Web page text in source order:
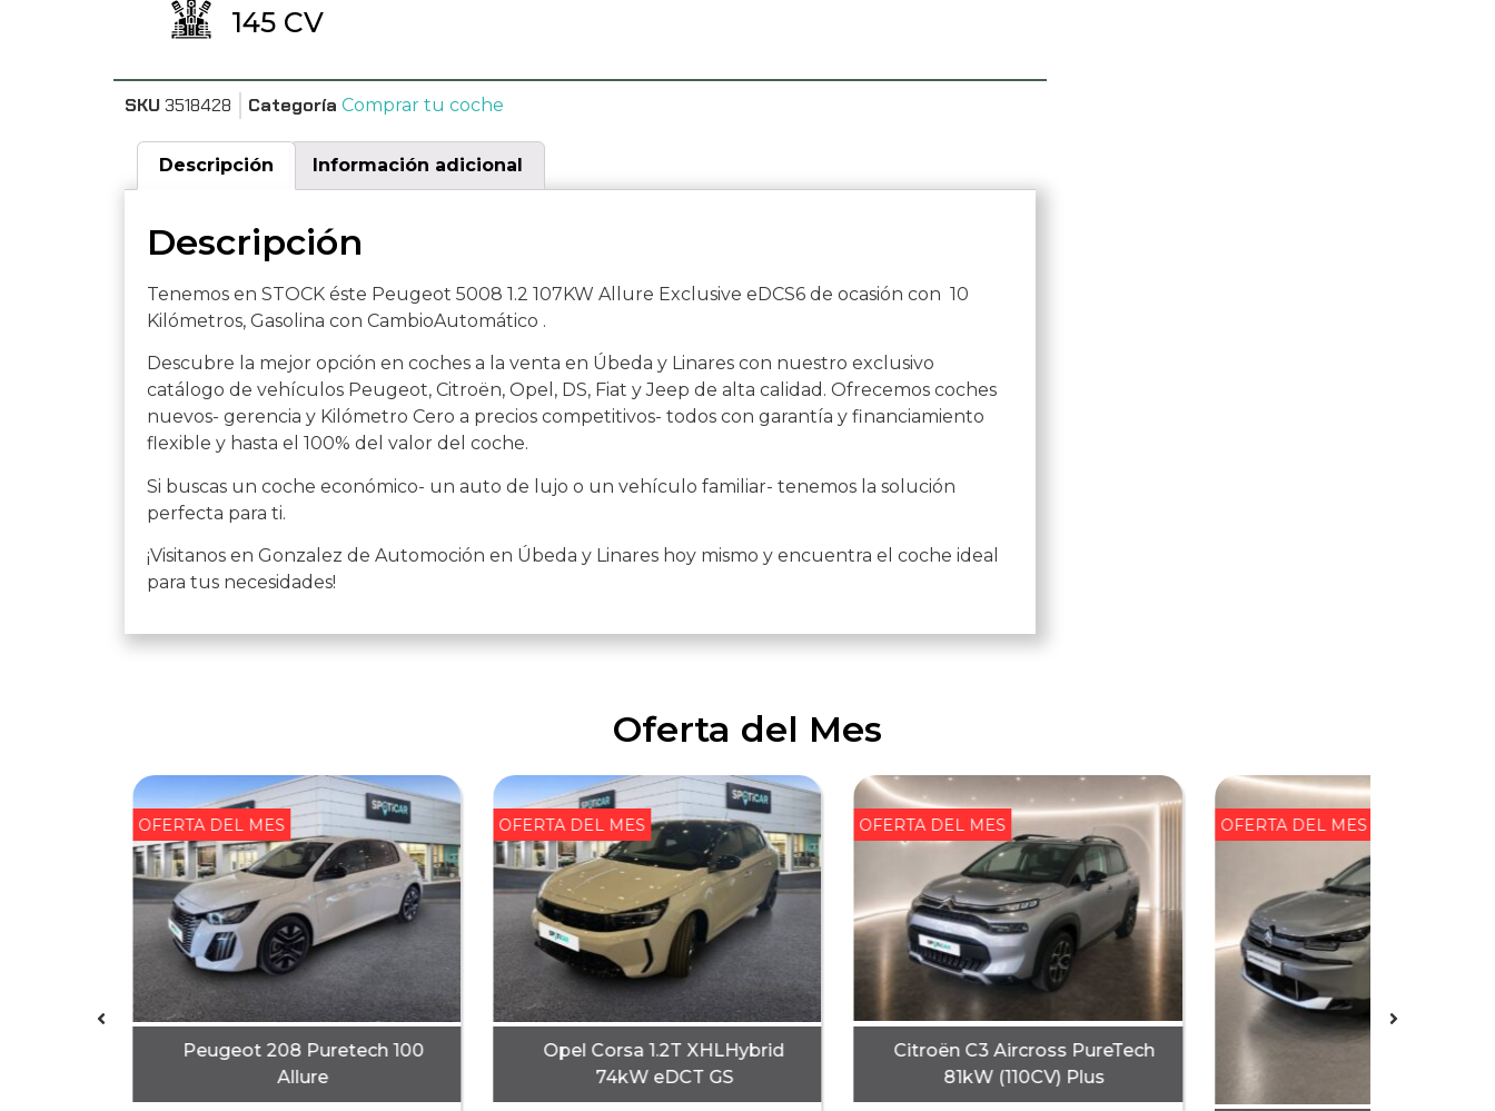
145 CV
SKU 3518428 Categoría Comprar tu coche
Descripción Información adicional
Descripción
Tenemos en STOCK éste Peugeot 5008 1.2 107KW Allure Exclusive eDCS6 de ocasión con 10
Kilómetros, Gasolina con CambioAutomático .
Descubre la mejor opción en coches a la venta en Úbeda y Linares con nuestro exclusivo
catálogo de vehículos Peugeot, Citroën, Opel, DS, Fiat y Jeep de alta calidad. Ofrecemos coches
nuevos- gerencia y Kilómetro Cero a precios competitivos- todos con garantía y financiamiento
flexible y hasta el 100% del valor del coche.
Si buscas un coche económico- un auto de lujo o un vehículo familiar- tenemos la solución
perfecta para ti.
¡Visitanos en Gonzalez de Automoción en Úbeda y Linares hoy mismo y encuentra el coche ideal
para tus necesidades!
Oferta del Mes
OFERTA DEL MES
Peugeot 208 Puretech 100
Allure
OFERTA DEL MES
Opel Corsa 1.2T XHLHybrid
74kW eDCT GS
OFERTA DEL MES
Citroën C3 Aircross PureTech
81kW (110CV) Plus
OFERTA DEL MES